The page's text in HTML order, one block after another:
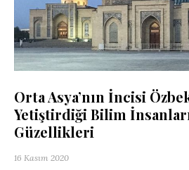
Orta Asya’nın İncisi
Yetiştirdiği Bilim
Güzellikleri
16 Kasım 2020